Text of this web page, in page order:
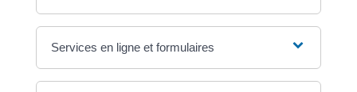
Services en ligne et formulaires